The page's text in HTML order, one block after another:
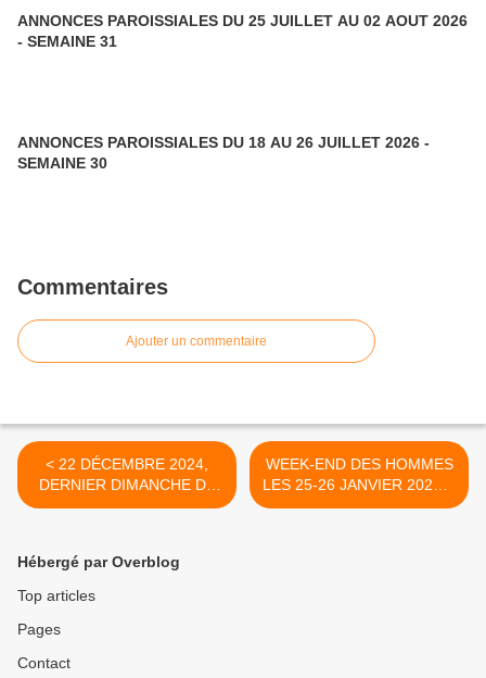
ANNONCES PAROISSIALES DU 25 JUILLET AU 02 AOUT 2026
- SEMAINE 31
ANNONCES PAROISSIALES DU 18 AU 26 JUILLET 2026 -
SEMAINE 30
Commentaires
Ajouter un commentaire
< 22 DÉCEMBRE 2024,
DERNIER DIMANCHE DE
L'AVENT
WEEK-END DES HOMMES
LES 25-26 JANVIER 2025 À
LOURDES : ÉPOUX,
Hébergé par Overblog
Top articles
Pages
Contact